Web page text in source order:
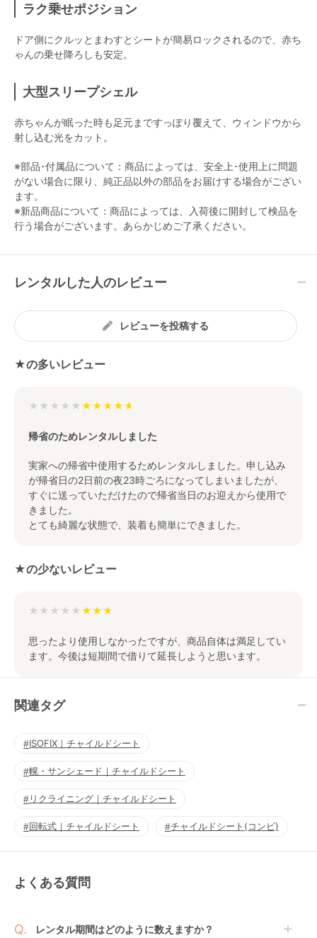
ラク乗せポジション
ドア側にクルッとまわすとシートが簡易ロックされるので、赤ち
ゃんの乗せ降ろしも安定。
大型スリープシェル
赤ちゃんが眠った時も足元まですっぽり覆えて、ウィンドウから
射し込む光をカット。
※部品･付属品について：商品によっては、安全上･使用上に問題
がない場合に限り、純正品以外の部品をお届けする場合がござい
ます。
※新品商品について：商品によっては、入荷後に開封して検品を
行う場合がございます。あらかじめご了承ください。
レンタルした人のレビュー
レビューを投稿する
★の多いレビュー
★★★★★
帰省のためレンタルしました
実家への帰省中使用するためレンタルしました。申し込み
が帰省日の2日前の夜23時ごろになってしまいましたが、
すぐに送っていただけたので帰省当日のお迎えから使用で
きました。
とても綺麗な状態で、装着も簡単にできました。
★の少ないレビュー
★★★★★
思ったより使用しなかったですが、商品自体は満足してい
ます。今後は短期間で借りて延長しようと思います。
関連タグ
ISOFIX｜チャイルドシート
幌・サンシェード｜チャイルドシート
リクライニング｜チャイルドシート
回転式｜チャイルドシート チャイルドシート(コンビ)
よくある質問
レンタル期間はどのように数えますか？